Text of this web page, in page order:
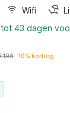
Wifi
43 dagen
198 10% korting